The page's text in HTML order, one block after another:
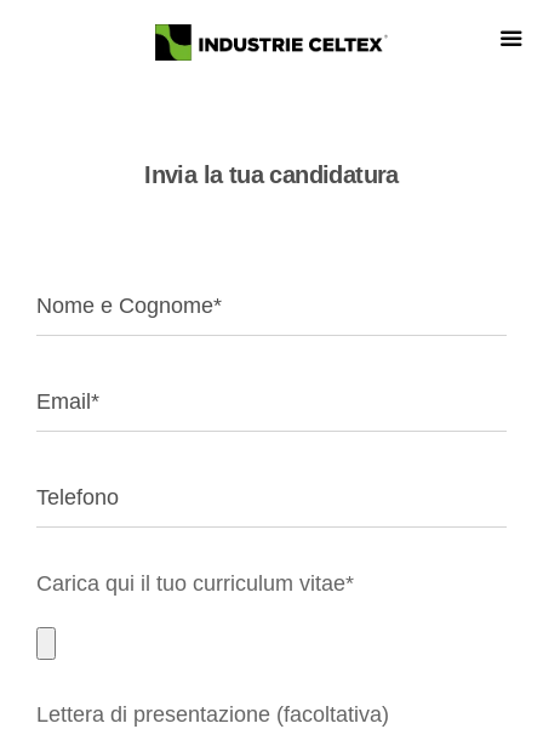
Invia la tua candidatura
Carica qui il tuo curriculum vitae*
Lettera di presentazione (facoltativa)